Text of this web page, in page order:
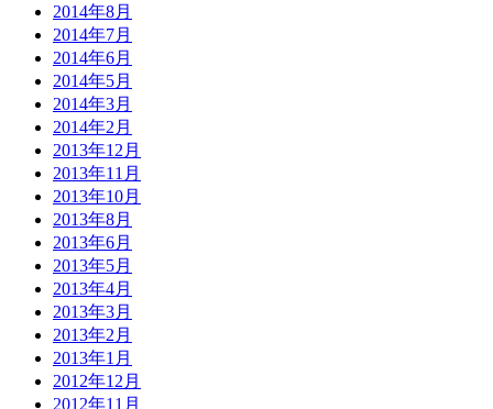
2014年8月
2014年7月
2014年6月
2014年5月
2014年3月
2014年2月
2013年12月
2013年11月
2013年10月
2013年8月
2013年6月
2013年5月
2013年4月
2013年3月
2013年2月
2013年1月
2012年12月
2012年11月